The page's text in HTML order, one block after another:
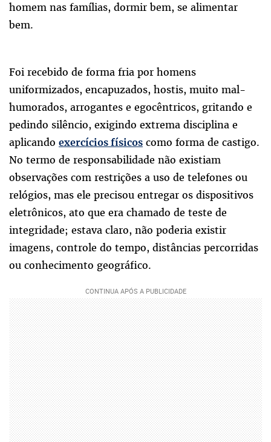
homem nas famílias, dormir bem, se alimentar
bem.
Foi recebido de forma fria por homens
uniformizados, encapuzados, hostis, muito mal-
humorados, arrogantes e egocêntricos, gritando e
pedindo silêncio, exigindo extrema disciplina e
aplicando exercícios físicos como forma de castigo.
No termo de responsabilidade não existiam
observações com restrições a uso de telefones ou
relógios, mas ele precisou entregar os dispositivos
eletrônicos, ato que era chamado de teste de
integridade; estava claro, não poderia existir
imagens, controle do tempo, distâncias percorridas
ou conhecimento geográfico.